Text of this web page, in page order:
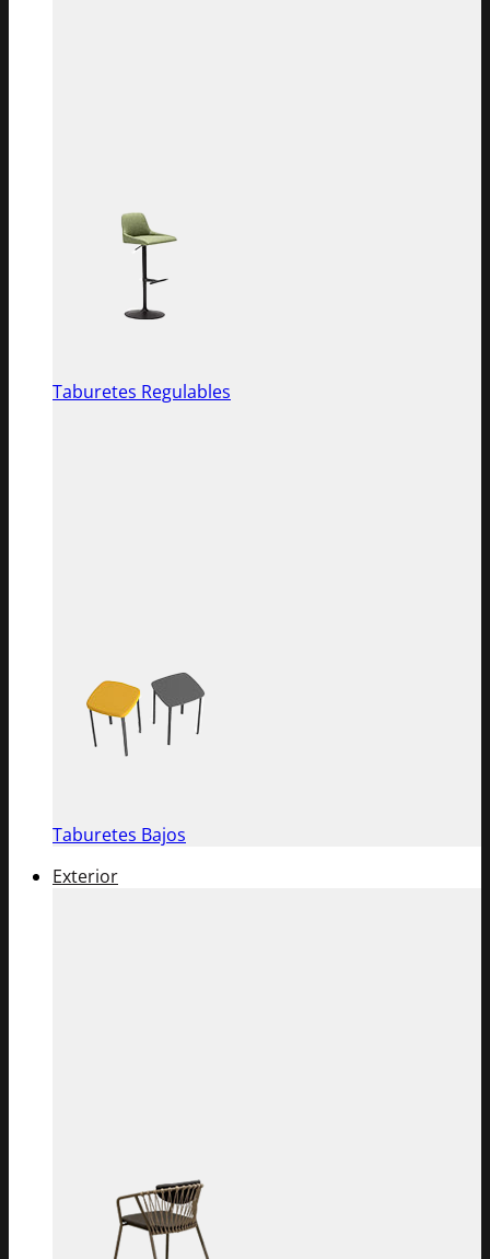
Taburetes Regulables
Taburetes Bajos
Exterior